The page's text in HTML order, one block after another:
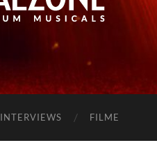
INTERVIEWS FILME